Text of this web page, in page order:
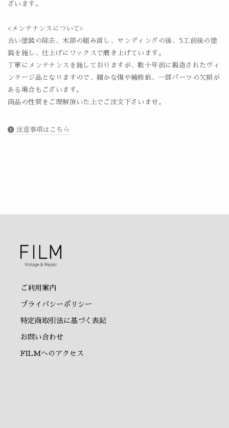
ざいます。
<メンテナンスについて>
古い塗装の除去、木部の組み直し、サンディングの後、5工前後の塗
装を施し、仕上げにワックスで磨き上げています。
丁寧にメンテナンスを施しておりますが、数十年前に製造されたヴィ
ンテージ品となりますので、細かな傷や補修痕、一部パーツの欠損が
ある場合もございます。
商品の性質をご理解頂いた上でご注文下さいませ。
注意事項はこちら
ご利用案内
プライバシーポリシー
特定商取引法に基づく表記
お問い合わせ
FILMへのアクセス